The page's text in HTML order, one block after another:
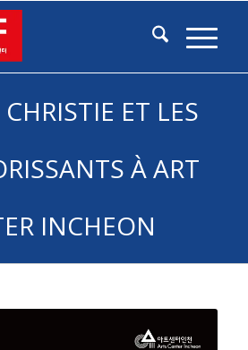
ET LES
À ART
INCHEON